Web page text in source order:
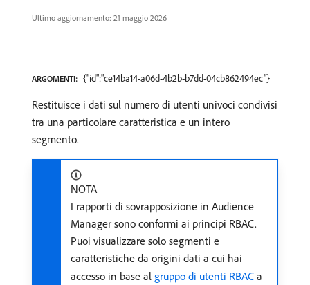
Ultimo aggiornamento: 21 maggio 2026
ARGOMENTI: {"id":"ce14ba14-a06d-4b2b-b7dd-04cb862494ec"}
Restituisce i dati sul numero di utenti univoci condivisi
tra una particolare caratteristica e un intero
segmento.
NOTA
I rapporti di sovrapposizione in Audience
Manager sono conformi ai principi RBAC.
Puoi visualizzare solo segmenti e
caratteristiche da origini dati a cui hai
accesso in base al gruppo di utenti RBAC a